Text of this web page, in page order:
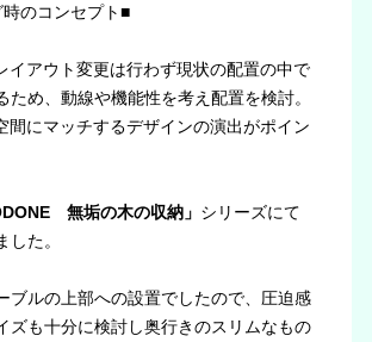
のコンセプト■
イアウト変更は行わず現状の配置の中で
ため、動線や機能性を考え配置を検討。
間にマッチするデザインの演出がポイン
無垢の木の収納」 シリーズにて
した。
ブルの上部への設置でしたので、圧迫感
ズも十分に検討し奥行きのスリムなもの